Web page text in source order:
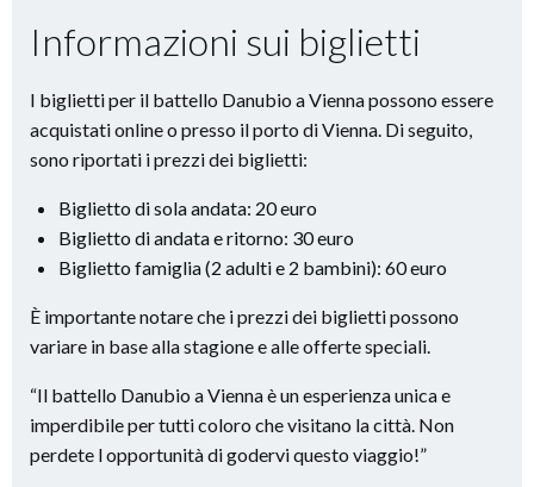
Informazioni sui biglietti
I biglietti per il battello Danubio a Vienna possono essere
acquistati online o presso il porto di Vienna. Di seguito,
sono riportati i prezzi dei biglietti:
Biglietto di sola andata: 20 euro
Biglietto di andata e ritorno: 30 euro
Biglietto famiglia (2 adulti e 2 bambini): 60 euro
È importante notare che i prezzi dei biglietti possono
variare in base alla stagione e alle offerte speciali.
“Il battello Danubio a Vienna è un esperienza unica e
imperdibile per tutti coloro che visitano la città. Non
perdete l opportunità di godervi questo viaggio!”